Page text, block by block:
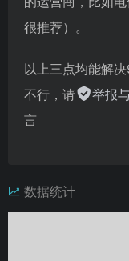
很推荐）。
以上三点均能解
不行，请
举报
言
数据统计